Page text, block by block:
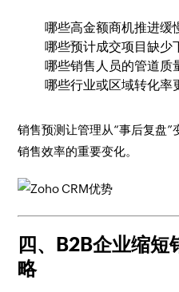
哪些高金额商机推进缓
哪些预计成交项目缺少
哪些销售人员的管道质
哪些行业或区域转化率
销售预测让管理从“事后复盘”
销售效率的重要变化。
四、B2B企业缩短
略